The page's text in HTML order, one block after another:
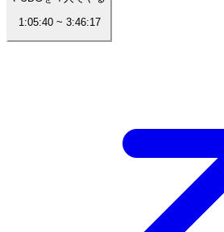
1:05:40~ 3:46:17